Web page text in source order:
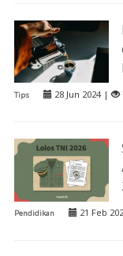
Tips 28 Jun 2024 |
Pendidikan 21 Feb